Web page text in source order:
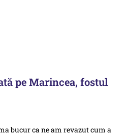
pe Marincea, fostul